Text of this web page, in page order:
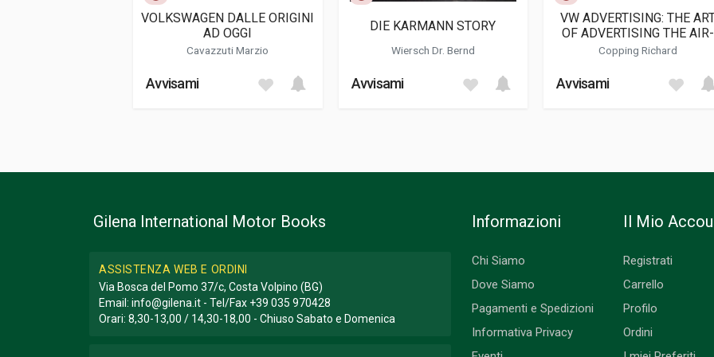
Genere o Collana Storico; Fotografie
VOLKSWAGEN DALLE ORIGINI
AD OGGI
Cavazzuti Marzio
Avvisami
DIE KARMANN STORY
Wiersch Dr. Bernd
Avvisami
VW ADVERTISING: THE
OF ADVERTISING THE AIR-
COOLED VOLKSWAGEN
Copping Richard
Avvisami
Gilena International Motor Books
ASSISTENZA WEB E ORDINI
Via Bosca del Pomo 37/c, Costa Volpino (BG)
Email: info@gilena.it - Tel/Fax +39 035 970428
Orari: 8,30-13,00 / 14,30-18,00 - Chiuso Sabato e Domenica
Informazioni
Chi Siamo
Dove Siamo
Pagamenti e Spedizioni
Informativa Privacy
Il Mio
Registrati
Carrello
Profilo
Ordini